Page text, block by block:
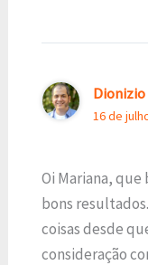
Dionizio
16 de
Oi Mariana, que
bons
coisas desde
consideração